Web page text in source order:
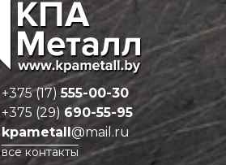
+375 (17)555-00-30
+375 (29) 690-55-95
kpametall@mail.ru
все контакты